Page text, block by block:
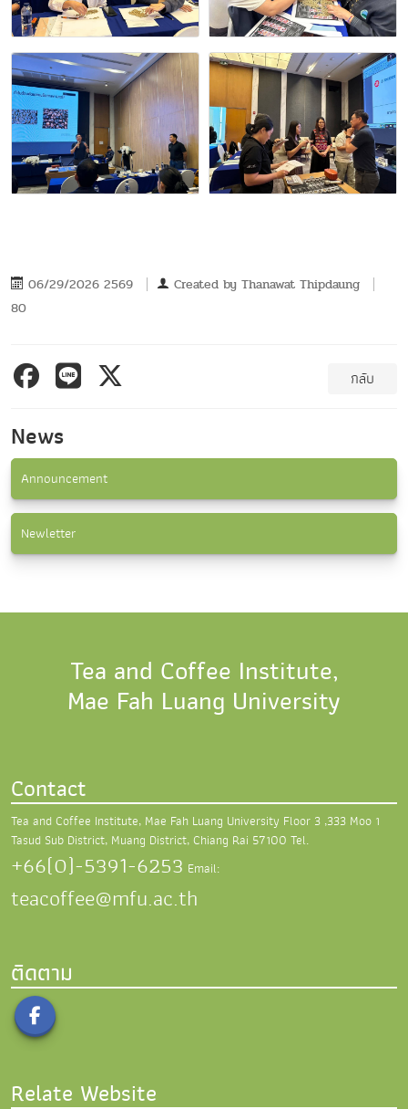
06/29/2026 2569 Created by Thanawat Thipdaung
80
กลับ
News
Announcement
Newletter
Tea and Coffee Institute,
Mae Fah Luang University
Contact
Tea and Coffee Institute, Mae Fah Luang University Floor 3 ,333 Moo 1
Tasud Sub District, Muang District, Chiang Rai 57100 Tel.
+66(0)-5391-6253 Email:
teacoffee@mfu.ac.th
ติดตาม
Relate Website